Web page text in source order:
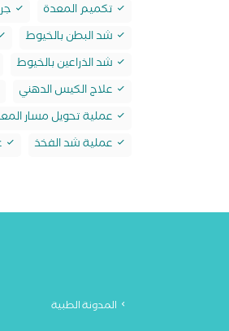
تكميم المعدة
شد البطن بالخيوط
شد الذراعين بالخيوط
علاج الكيس الدهني
عملية تحويل مسار
عملية شد الفخذ
المدونة الطبية